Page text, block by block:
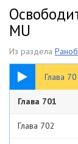
MU
Из раздела
Глава
09:10
Глава 701
Глава 702